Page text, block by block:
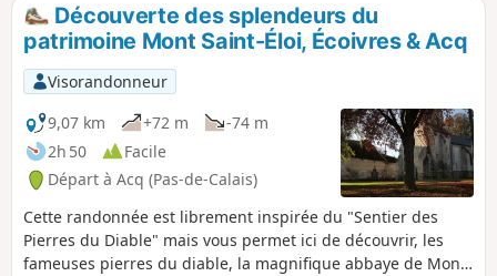
Découverte des splendeurs du
patrimoine Mont Saint-Éloi, Écoivres & Acq
Visorandonneur
9,07 km
+72 m
-74 m
2h 50
Facile
Départ à Acq (Pas-de-Calais)
Cette randonnée est librement inspirée du "Sentier des
Pierres du Diable" mais vous permet ici de découvrir, les
fameuses pierres du diable, la magnifique abbaye de Mont-